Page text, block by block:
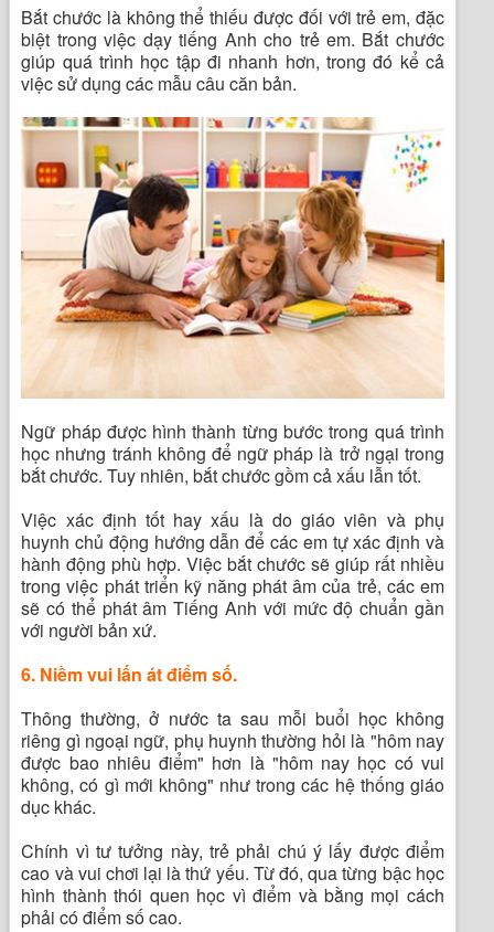
Bắt chước là không thể thiếu được đối với trẻ em, đặc
biệt trong việc dạy tiếng Anh cho trẻ em. Bắt chước
giúp quá trình học tập đi nhanh hơn, trong đó kể cả
việc sử dụng các mẫu câu căn bản.
Ngữ pháp được hình thành từng bước trong quá trình
học nhưng tránh không để ngữ pháp là trở ngại trong
bắt chước. Tuy nhiên, bắt chước gồm cả xấu lẫn tốt.
Việc xác định tốt hay xấu là do giáo viên và phụ
huynh chủ động hướng dẫn để các em tự xác định và
hành động phù hợp. Việc bắt chước sẽ giúp rất nhiều
trong việc phát triển kỹ năng phát âm của trẻ, các em
sẽ có thể phát âm Tiếng Anh với mức độ chuẩn gần
với người bản xứ.
6. Niềm vui lấn át điểm số.
Thông thường, ở nước ta sau mỗi buổi học không
riêng gì ngoại ngữ, phụ huynh thường hỏi là "hôm nay
được bao nhiêu điểm" hơn là "hôm nay học có vui
không, có gì mới không" như trong các hệ thống giáo
dục khác.
Chính vì tư tưởng này, trẻ phải chú ý lấy được điểm
cao và vui chơi lại là thứ yếu. Từ đó, qua từng bậc học
hình thành thói quen học vì điểm và bằng mọi cách
phải có điểm số cao.